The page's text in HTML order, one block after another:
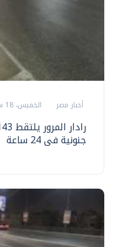
أخبار مصر الخميس، 18 سبتمبر 2025 08:46 ص
جنونية فى 24 ساعة